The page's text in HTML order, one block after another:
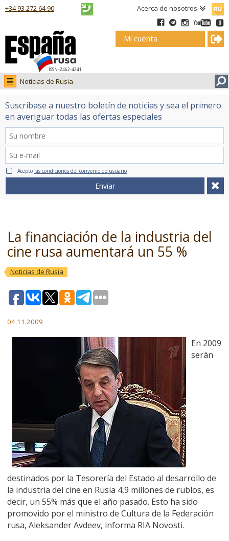
Acerca de nosotros
ISSN–2462-4241
+34 93 272 64 90
Mi cuenta
Noticias de Rusia
Noticias de Rusia
Fotos
Suscribase a nuestro boletín de noticias y sea el primero
en averiguar todas las ofertas especiales
Acepto las condiciones del convenio de usuario
Enviar
La financiación de la industria del
cine rusa aumentará un 55 %
Noticias de Rusia
04.11.2009
En 2009
serán
destinados por la Tesorería del Estado al desarrollo de
la industria del cine en Rusia 4,9 millones de rublos, es
decir, un 55% más que el año pasado. Esto ha sido
promovido por el ministro de Cultura de la Federación
rusa, Aleksander Avdeev, informa RIA Novosti.